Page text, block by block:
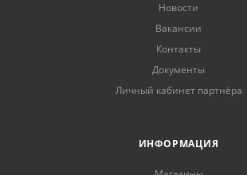
Новости
Вакансии
Контакты
Документы
Личный кабинет партнёра
ИНФОРМАЦИЯ